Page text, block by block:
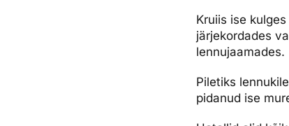
Kruiis ise
järjekordades
lennujaamades.
Piletiks
pidanud ise